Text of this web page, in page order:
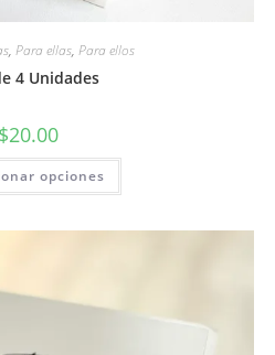
, Para ellas, Para ellos
4 Unidades
$20.00
opciones